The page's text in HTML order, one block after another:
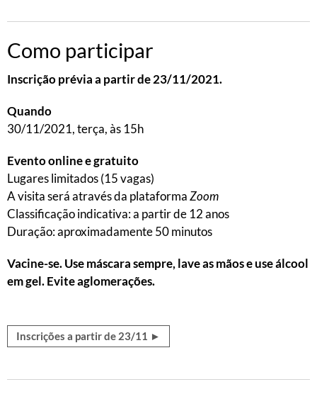
Como participar
Inscrição prévia a partir de 23/11/2021.
Quando
30/11/2021, terça, às 15h
Evento online e gratuito
Lugares limitados (15 vagas)
A visita será através da plataformaZoom
Classificação indicativa: a partir de 12 anos
Duração: aproximadamente 50 minutos
Vacine-se. Use máscara sempre, lave as mãos e use álcool
em gel. Evite aglomerações.
Inscrições a partir de 23/11 ►